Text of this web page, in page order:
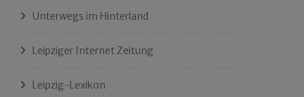
Unterwegs im Hinterland
Leipziger Internet Zeitung
Leipzig-Lexikon